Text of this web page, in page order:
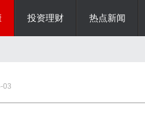
投资理财 热点新闻
03